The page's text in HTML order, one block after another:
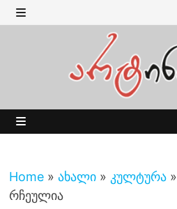
Skip
to MENU
Home » ახალი » კულტურა »
რჩეულია